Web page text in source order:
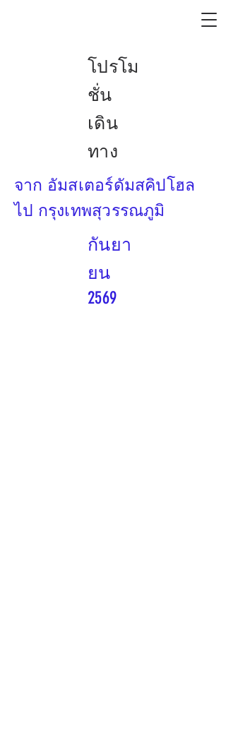
โปรโม
ชั่น
เดิน
ทาง
จาก อัมสเตอร์ดัมสคิปโฮล
ไป กรุงเทพสุวรรณภูมิ
กันยา
ยน
2569